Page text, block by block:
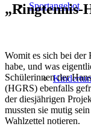
Sportangebot
„Ringtennis-
Womit es sich bei
habe, und was
Schülerinnen der
(HGRS) ebenfalls
der diesjährigen
mussten sie mutig
Wahlzettel notieren.